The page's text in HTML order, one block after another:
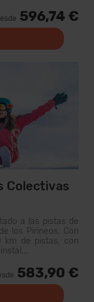
596,74 €
Colectivas
a las pistas de
los Pirineos. Con
de pistas, con
583,90 €